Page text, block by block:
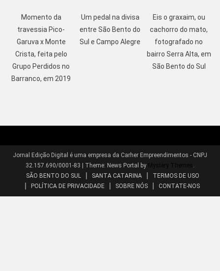
Momento da
travessia Pico-
Garuva x Monte
Crista, feita pelo
Grupo Perdidos no
Barranco, em 2019
Um pedal na divisa
entre São Bento do
Sul e Campo Alegre
Eis o graxaim, ou
cachorro do mato,
fotografado no
bairro Serra Alta, em
São Bento do Sul
Jornal Edição Digital é uma empresa da Carher Empreendimentos - CNPJ
32.157.690/0001-83 | Theme: News Portal by Mystery Themes .
SÃO BENTO DO SUL
SANTA CATARINA
TERMOS DE USO
POLÍTICA DE PRIVACIDADE
SOBRE NÓS CONTATE-NOS